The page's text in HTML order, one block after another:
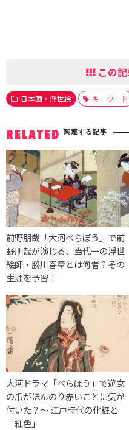
この
日本画・浮世絵 キーワード
RELATED 関連する記事
前野朋哉「大河べらぼう」で前
野朋哉が演じる、当代一の浮世
絵師・勝川春章とは何者？その
生涯を予習！
大河ドラマ「べらぼう」で遊女
の爪がほんのり赤いことに気が
付いた？〜 江戸時代の化粧と
「紅色」